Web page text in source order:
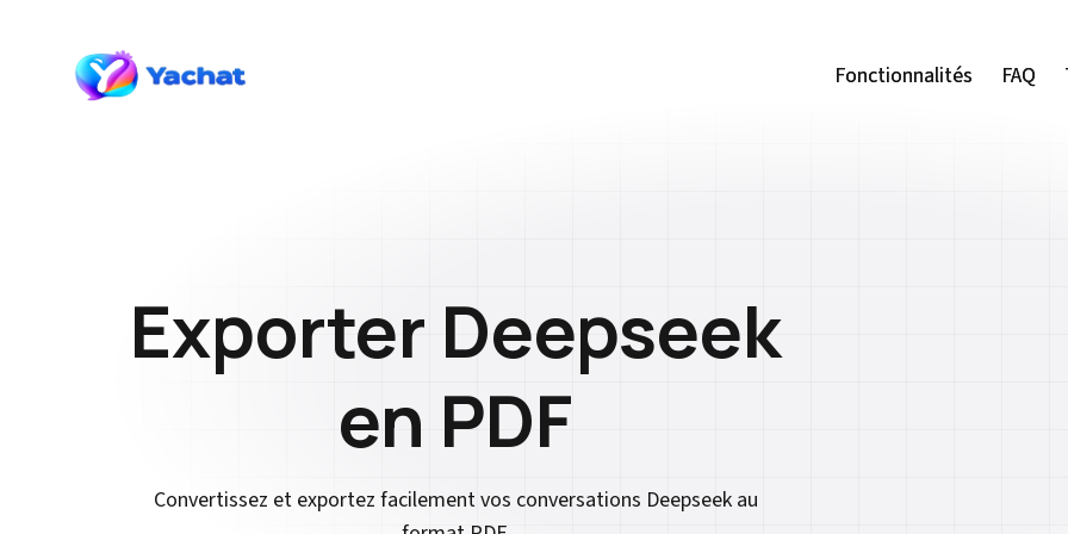
Fonctionnalités FAQ
Fonctionnalités FAQ
Exporter Deepseek
en PDF
Convertissez et exportez facilement vos conversations Deepseek au